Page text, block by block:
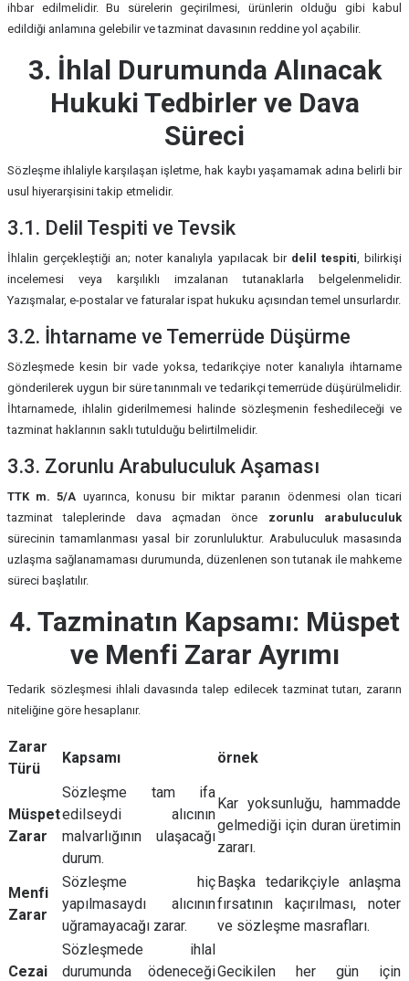
ihbar edilmelidir. Bu sürelerin geçirilmesi, ürünlerin olduğu gibi kabul
edildiği anlamına gelebilir ve tazminat davasının reddine yol açabilir.
3. İhlal Durumunda Alınacak
Hukuki Tedbirler ve Dava
Süreci
Sözleşme ihlaliyle karşılaşan işletme, hak kaybı yaşamamak adına belirli bir
usul hiyerarşisini takip etmelidir.
3.1. Delil Tespiti ve Tevsik
İhlalin gerçekleştiği an; noter kanalıyla yapılacak bir delil tespiti, bilirkişi
incelemesi veya karşılıklı imzalanan tutanaklarla belgelenmelidir.
Yazışmalar, e-postalar ve faturalar ispat hukuku açısından temel unsurlardır.
3.2. İhtarname ve Temerrüde Düşürme
Sözleşmede kesin bir vade yoksa, tedarikçiye noter kanalıyla ihtarname
gönderilerek uygun bir süre tanınmalı ve tedarikçi temerrüde düşürülmelidir.
İhtarnamede, ihlalin giderilmemesi halinde sözleşmenin feshedileceği ve
tazminat haklarının saklı tutulduğu belirtilmelidir.
3.3. Zorunlu Arabuluculuk Aşaması
TTK m. 5/A uyarınca, konusu bir miktar paranın ödenmesi olan ticari
tazminat taleplerinde dava açmadan önce zorunlu arabuluculuk
sürecinin tamamlanması yasal bir zorunluluktur. Arabuluculuk masasında
uzlaşma sağlanamaması durumunda, düzenlenen son tutanak ile mahkeme
süreci başlatılır.
4. Tazminatın Kapsamı: Müspet
ve Menfi Zarar Ayrımı
Tedarik sözleşmesi ihlali davasında talep edilecek tazminat tutarı, zararın
niteliğine göre hesaplanır.
Zarar
Türü
Kapsamı örnek
Müspet
Zarar
Sözleşme tam ifa
edilseydi alıcının
malvarlığının ulaşacağı
durum.
Kar yoksunluğu, hammadde
gelmediği için duran üretimin
zararı.
Menfi
Zarar
Sözleşme hiç
yapılmasaydı alıcının
uğramayacağı zarar.
Başka tedarikçiyle anlaşma
fırsatının kaçırılması, noter
ve sözleşme masrafları.
Cezai
Sözleşmede ihlal
durumunda ödeneceğiGecikilen her gün için